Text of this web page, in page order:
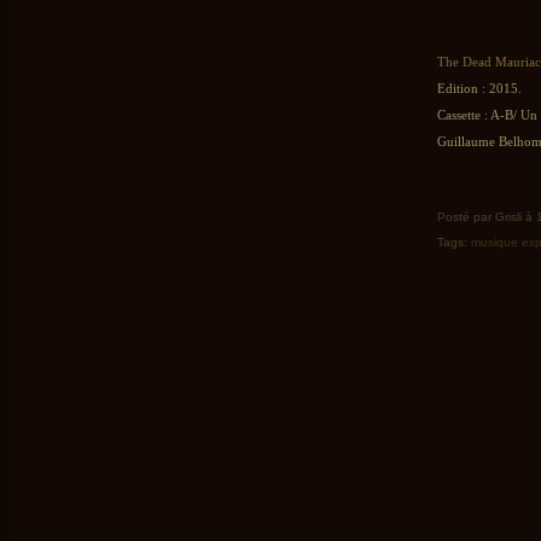
The Dead
Edition : 2015.
Cassette : A-B/
Guillaume
Posté par Grisli à
Tags: musique